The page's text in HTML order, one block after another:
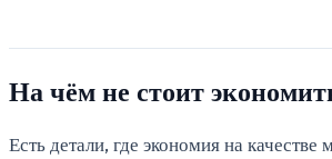
На чём не стоит
Есть детали, где экономия на